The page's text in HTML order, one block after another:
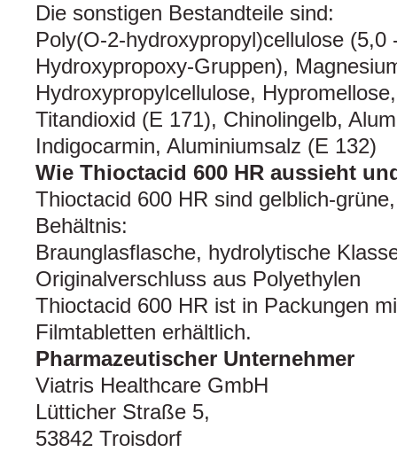
Die sonstigen Bestandteile sind:
Poly(O-2-hydroxypropyl)cellulose (5,0
Hydroxypropoxy-Gruppen),
Hydroxypropylcellulose,
Titandioxid (E 171), Chinolingelb,
Indigocarmin, Aluminiumsalz (E 132)
Wie Thioctacid 600 HR aussieht
Thioctacid 600 HR sind gelblich-
Behältnis:
Braunglasflasche, hydrolytische
Originalverschluss aus Polyethylen
Thioctacid 600 HR ist in Packungen
Filmtabletten erhältlich.
Pharmazeutischer Unternehmer
Viatris Healthcare GmbH
Lütticher Straße 5,
53842 Troisdorf